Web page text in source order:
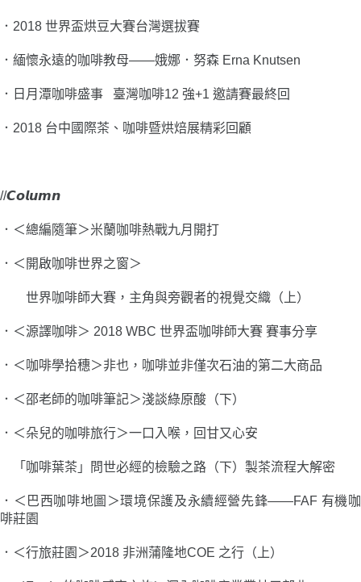
． 2018 世界盃烘豆大賽台灣選拔賽
． 緬懷永遠的咖啡教母――娥娜．努森 Erna Knutsen
． 日月潭咖啡盛事 臺灣咖啡12 強+1 邀請賽最終回
． 2018 台中國際茶、咖啡暨烘焙展精彩回顧
//𝘾𝙤𝙡𝙪𝙢𝙣
．＜總編隨筆＞米蘭咖啡熱戰九月開打
．＜開啟咖啡世界之窗＞
世界咖啡師大賽，主角與旁觀者的視覺交織（上）
．＜源譯咖啡＞ 2018 WBC 世界盃咖啡師大賽 賽事分享
．＜咖啡學拾穗＞非也，咖啡並非僅次石油的第二大商品
．＜邵老師的咖啡筆記＞淺談綠原酸（下）
．＜朵兒的咖啡旅行＞一口入喉，回甘又心安
「咖啡葉茶」問世必經的檢驗之路（下）製茶流程大解密
．＜巴西咖啡地圖＞環境保護及永續經營先鋒――FAF 有機咖
啡莊園
．＜行旅莊園＞2018 非洲蒲隆地COE 之行（上）